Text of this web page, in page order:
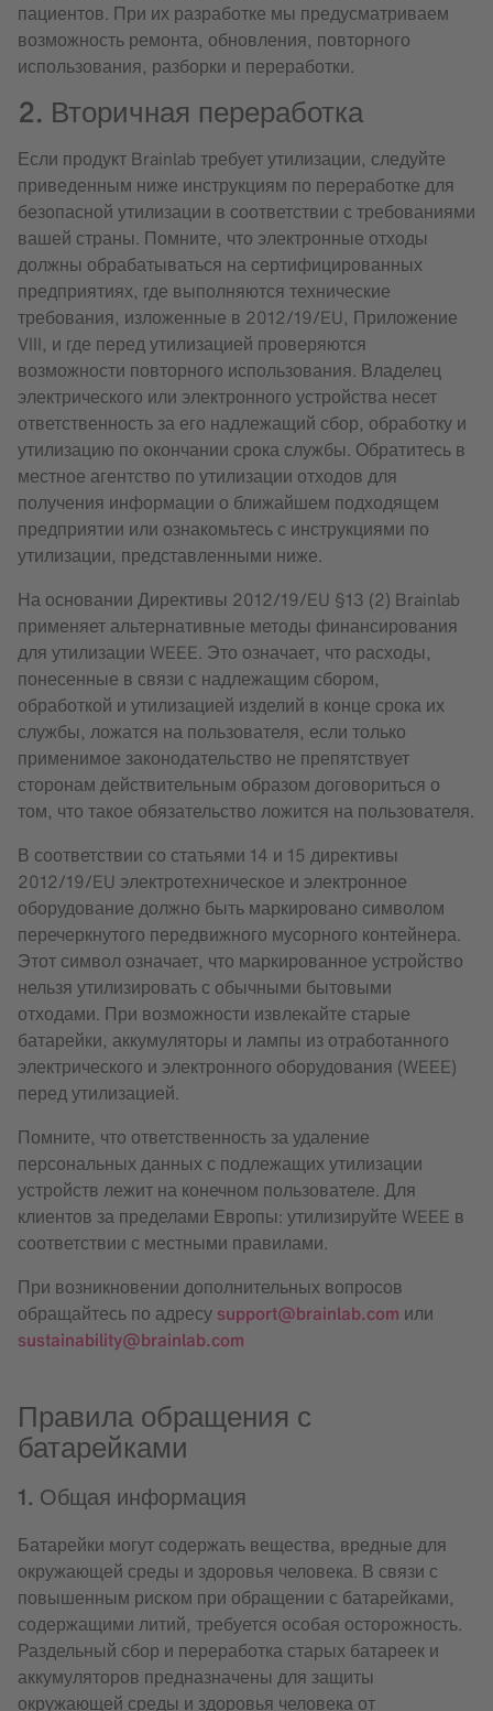
пациентов. При их разработке мы предусматриваем
возможность ремонта, обновления, повторного
использования, разборки и переработки.
2. Вторичная переработка
Если продукт Brainlab требует утилизации, следуйте
приведенным ниже инструкциям по переработке для
безопасной утилизации в соответствии с требованиями
вашей страны. Помните, что электронные отходы
должны обрабатываться на сертифицированных
предприятиях, где выполняются технические
требования, изложенные в 2012/19/EU, Приложение
VIII, и где перед утилизацией проверяются
возможности повторного использования. Владелец
электрического или электронного устройства несет
ответственность за его надлежащий сбор, обработку и
утилизацию по окончании срока службы. Обратитесь в
местное агентство по утилизации отходов для
получения информации о ближайшем подходящем
предприятии или ознакомьтесь с инструкциями по
утилизации, представленными ниже.
На основании Директивы 2012/19/EU §13 (2) Brainlab
применяет альтернативные методы финансирования
для утилизации WEEE. Это означает, что расходы,
понесенные в связи с надлежащим сбором,
обработкой и утилизацией изделий в конце срока их
службы, ложатся на пользователя, если только
применимое законодательство не препятствует
сторонам действительным образом договориться о
том, что такое обязательство ложится на пользователя.
В соответствии со статьями 14 и 15 директивы
2012/19/EU электротехническое и электронное
оборудование должно быть маркировано символом
перечеркнутого передвижного мусорного контейнера.
Этот символ означает, что маркированное устройство
нельзя утилизировать с обычными бытовыми
отходами. При возможности извлекайте старые
батарейки, аккумуляторы и лампы из отработанного
электрического и электронного оборудования (WEEE)
перед утилизацией.
Помните, что ответственность за удаление
персональных данных с подлежащих утилизации
устройств лежит на конечном пользователе. Для
клиентов за пределами Европы: утилизируйте WEEE в
соответствии с местными правилами.
При возникновении дополнительных вопросов
обращайтесь по адресу support@brainlab.com или
sustainability@brainlab.com
Правила обращения с
батарейками
1. Общая информация
Батарейки могут содержать вещества, вредные для
окружающей среды и здоровья человека. В связи с
повышенным риском при обращении с батарейками,
содержащими литий, требуется особая осторожность.
Раздельный сбор и переработка старых батареек и
аккумуляторов предназначены для защиты
окружающей среды и здоровья человека от